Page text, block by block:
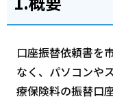
口座振替依頼書を
なく、パソコンや
療保険料の振替口